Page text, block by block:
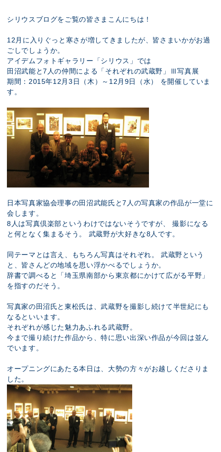
シリウスブログをご覧の皆さまこんにちは！
12月に入りぐっと寒さが増してきましたが、皆さまいかがお過
ごしでしょうか。
アイデムフォトギャラリー「シリウス」では
田沼武能と7人の仲間による「それぞれの武蔵野」Ⅲ写真展
期間：2015年12月3日（木）～12月9日（水） を開催していま
す。
日本写真家協会理事の田沼武能氏と7人の写真家の作品が一堂に
会します。
8人は写真倶楽部というわけではないそうですが、 撮影になる
と何となく集まるそう。 武蔵野が大好きな8人です。
同テーマとは言え、もちろん写真はそれぞれ。 武蔵野という
と、皆さんどの地域を思い浮かべるでしょうか。
辞書で調べると「埼玉県南部から東京都にかけて広がる平野」
を指すのだそう。
写真家の田沼氏と東松氏は、武蔵野を撮影し続けて半世紀にも
なるといいます。
それぞれが感じた魅力あふれる武蔵野。
今まで撮り続けた作品から、特に思い出深い作品が今回は並ん
でいます。
オープニングにあたる本日は、大勢の方々がお越しくださりま
した。